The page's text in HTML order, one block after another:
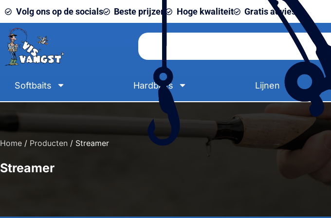
Volg ons op de socials Beste prijzen Hoge kwaliteit Gratis advies
Softbaits Hardbaits Lijnen
Home / Producten / Streamer
Streamer